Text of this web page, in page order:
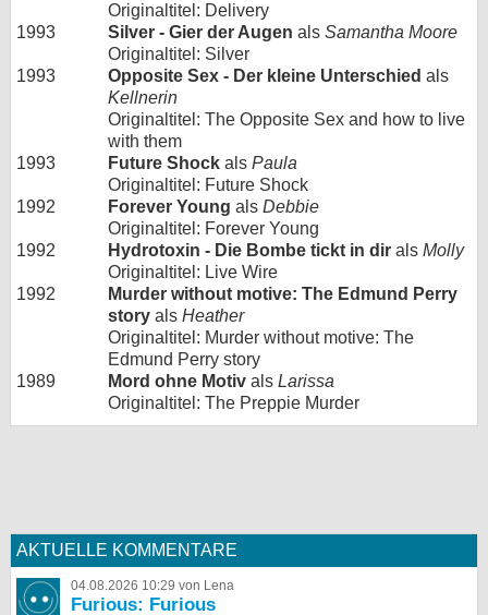
Originaltitel: Delivery
1993
Silver - Gier der Augen als Samantha Moore
Originaltitel: Silver
1993
Opposite Sex - Der kleine Unterschied als
Kellnerin
Originaltitel: The Opposite Sex and how to live
with them
1993
Future Shock als Paula
Originaltitel: Future Shock
1992
Forever Young als Debbie
Originaltitel: Forever Young
1992
Hydrotoxin - Die Bombe tickt in dir als Molly
Originaltitel: Live Wire
1992
Murder without motive: The Edmund Perry
story als Heather
Originaltitel: Murder without motive: The
Edmund Perry story
1989
Mord ohne Motiv als Larissa
Originaltitel: The Preppie Murder
AKTUELLE KOMMENTARE
04.08.2026 10:29 von Lena
Furious: Furious